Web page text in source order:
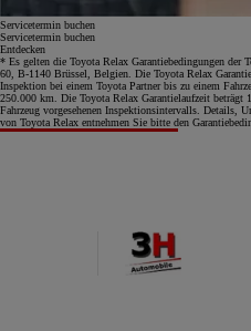
Servicetermin buchen
Servicetermin buchen
Entdecken
* Es gelten die Toyota Relax Garantiebedingungen
60, B-1140 Brüssel, Belgien. Die Toyota Relax
Inspektion bei einem Toyota Partner bis zu einem
250.000 km. Die Toyota Relax Garantielaufzeit beträgt
Fahrzeug vorgesehenen Inspektionsintervalls. Details,
von Toyota Relax entnehmen Sie bitte den